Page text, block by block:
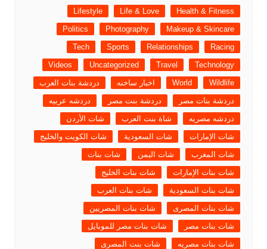
Health & Fitness
Life & Love
Lifestyle
Makeup & Skincare
Photography
Politics
Racing
Relationships
Sports
Tech
Technology
Travel
Uncategorized
Videos
Wildlife
World اخبار ساخنه
دردشة بنات العرب
دردشة بنات مصر
دردشة بنت مصر
دردشه عربيه
دردشه مصريه
شاة بنت العرب
شات الأردن
شات الإمارات
شات السعودية
شات الكويت والخليج
شات المغرب
شات اليمن
شات بنات
شات بنات الإمارات
شات بنات الخليج
شات بنات السعودية
شات بنات العرب
شات بنات المصرى
شات بنات المصريين
شات بنات مصر
شات بنات مصر للموبايل
شات بنات مصريه
شات بنت المصرى